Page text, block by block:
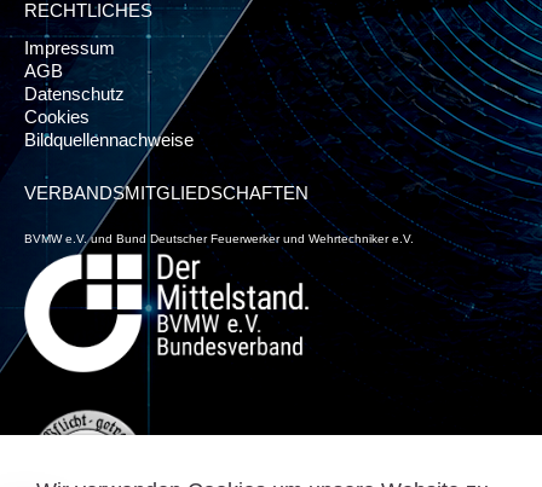
RECHTLICHES
Impressum
AGB
Datenschutz
Cookies
Bildquellennachweise
VERBANDSMITGLIEDSCHAFTEN
BVMW e.V. und Bund Deutscher Feuerwerker und Wehrtechniker e.V.